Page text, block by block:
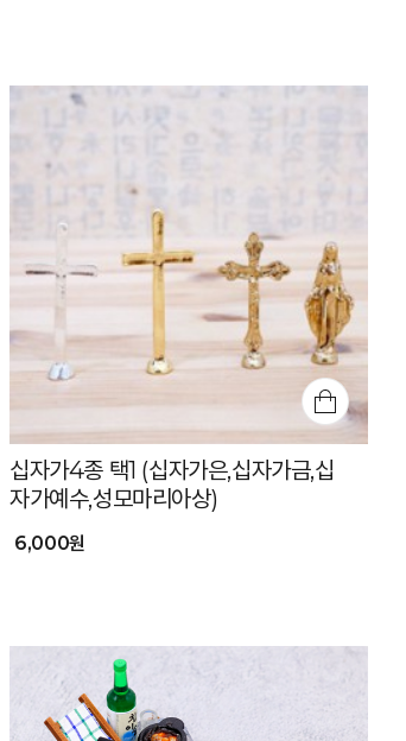
십자가4종 택1 (십자가은,십자가금,십
자가예수,성모마리아상)
6,000원